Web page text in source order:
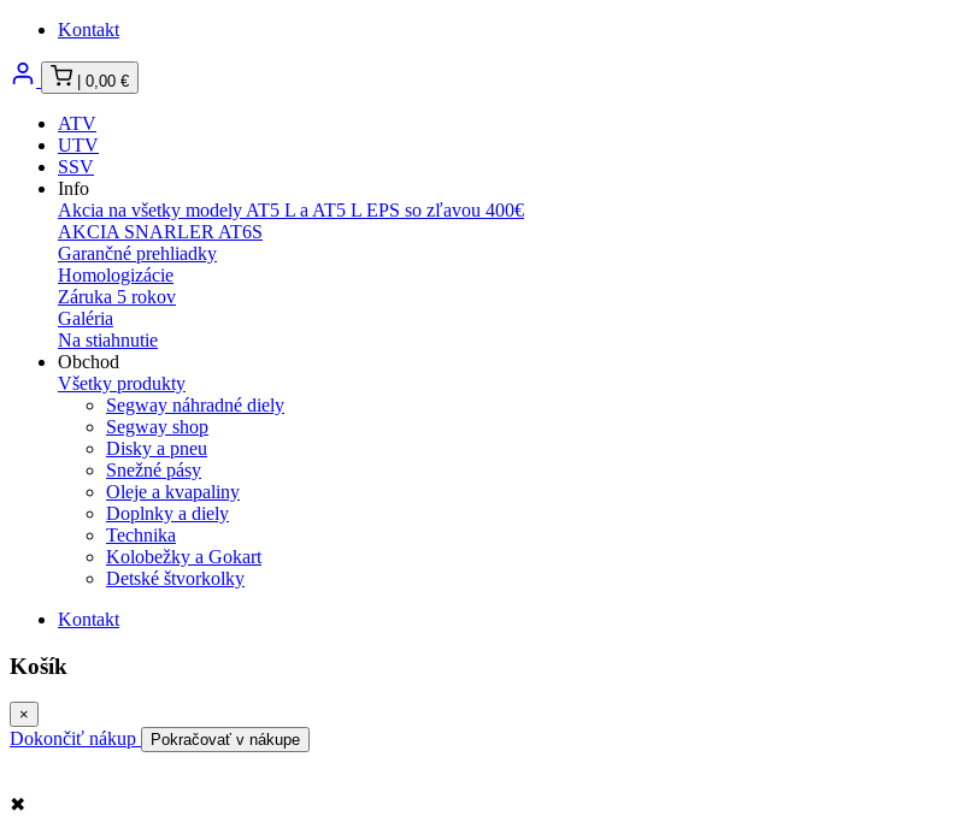
Kontakt
0,00 €
ATV
UTV
SSV
Info
Akcia na všetky modely AT5 L a AT5 L EPS so zľavou 400€
AKCIA SNARLER AT6S
Garančné prehliadky
Homologizácie
Záruka 5 rokov
Galéria
Na stiahnutie
Obchod
Všetky produkty
Segway náhradné diely
Segway shop
Disky a pneu
Snežné pásy
Oleje a kvapaliny
Doplnky a diely
Technika
Kolobežky a Gokart
Detské štvorkolky
Kontakt
Košík
×
Dokončiť nákup Pokračovať v nákupe
✖